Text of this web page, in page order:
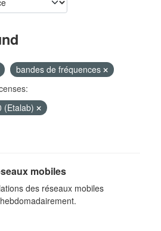
bandes de fréquences
(Etalab)
mobiles
des réseaux mobiles